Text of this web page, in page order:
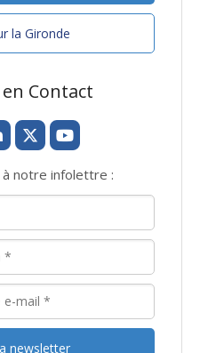
la Gironde
Contact
notre infolettre :